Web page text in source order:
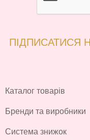
ПІДПИСАТИСЯ
Каталог товарів
Бренди та виробники
Система знижок